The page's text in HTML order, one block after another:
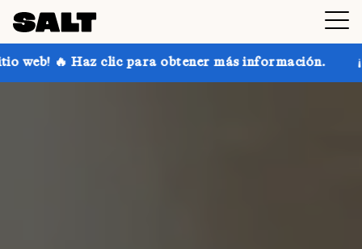
para obtener más información. ¡Consigue hasta un